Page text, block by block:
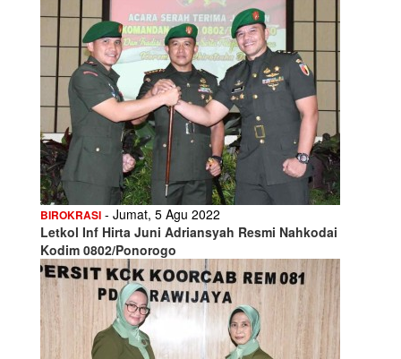
BIROKRASI - Jumat, 5 Agu 2022
Letkol Inf Hirta Juni Adriansyah Resmi Nahkodai
Kodim 0802/Ponorogo